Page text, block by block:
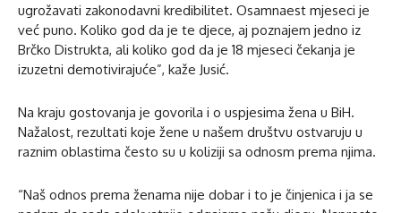
ugrožavati zakonodavni kredibilitet. Osamnaest mjeseci je
već puno. Koliko god da je te djece, aj poznajem jedno iz
Brčko Distrukta, ali koliko god da je 18 mjeseci čekanja je
izuzetni demotivirajuće”, kaže Jusić.
Na kraju gostovanja je govorila i o uspjesima žena u BiH.
Nažalost, rezultati koje žene u našem društvu ostvaruju u
raznim oblastima često su u koliziji sa odnosm prema njima.
“Naš odnos prema ženama nije dobar i to je činjenica i ja se